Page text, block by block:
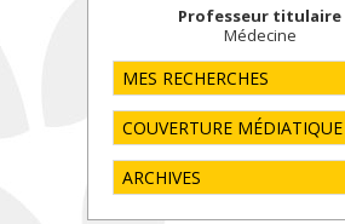
Professeur titulaire
Médecine
MES RECHERCHES
COUVERTURE MÉDIATIQUE
ARCHIVES